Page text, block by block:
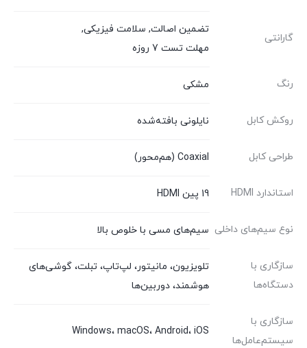
گارانتی
تضمین اصالت, سلامت فیزیکی,
مهلت تست 7 روزه
رنگ مشکی
روکش کابل نایلونی بافته‌شده
طراحی کابل Coaxial (هم‌محور)
استاندارد HDMI 19 پین HDMI
نوع سیم‌های داخلی سیم‌های مسی با خلوص بالا
سازگاری با
دستگاه‌ها
تلویزیون، مانیتور، لپ‌تاپ، تبلت، گوشی‌های
هوشمند، دوربین‌ها
سازگاری با
سیستم‌عامل‌ها
Windows، macOS، Android، iOS